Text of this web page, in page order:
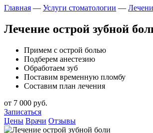
Главная — Услуги стоматологии —
Лечение острой зубной
Примем с острой болью
Подберем анестезию
Обработаем зуб
Поставим временную пломбу
Составим план лечения
от 7 000 руб.
Записаться
Цены Врачи Отзывы